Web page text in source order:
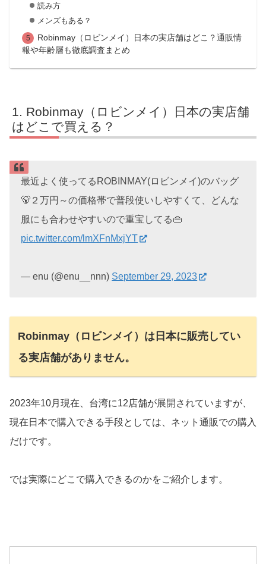
読み方
メンズもある？
Robinmay（ロビンメイ）日本の実店舗はどこ？通販情
報や年齢層も徹底調査まとめ
Robinmay（ロビンメイ）日本の実店舗
はどこで買える？
最近よく使ってるROBINMAY(ロビンメイ)のバッグ
🐻２万円～の価格帯で普段使いしやすくて、どんな
服にも合わせやすいので重宝してる👜
pic.twitter.com/lmXFnMxjYT
— enu (@enu__nnn) September 29, 2023
Robinmay（ロビンメイ）は日本に販売してい
る実店舗がありません。
2023年10月現在、台湾に12店舗が展開されていますが、
現在日本で購入できる手段としては、ネット通販での購入
だけです。
では実際にどこで購入できるのかをご紹介します。